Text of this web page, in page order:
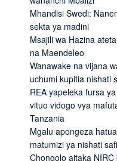
Mhandisi Swedi:
sekta ya madini
Msajili wa Hazina
na Maendeleo
Wanawake na vijana
uchumi kupitia nishati
REA yapeleka fursa
vituo vidogo vya
Tanzania
Mgalu apongeza
matumizi ya nishati
Chongolo aitaka